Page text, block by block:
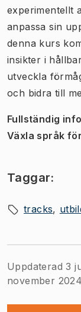
experimentellt
anpassa sin
denna kurs
insikter i
utveckla
och bidra till
Fullständig
Växla språk
Taggar:
tracks
Uppdaterad 3
november